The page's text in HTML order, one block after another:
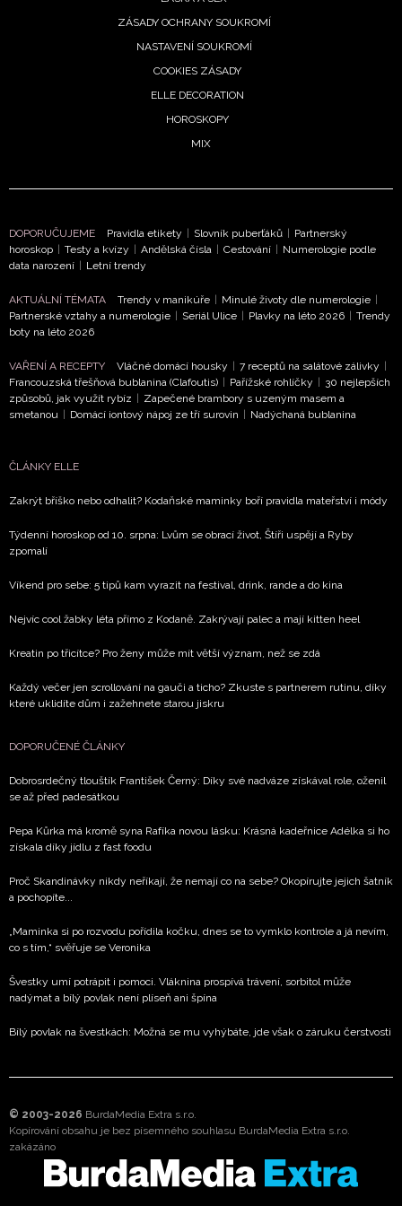
ZÁSADY OCHRANY SOUKROMÍ
NASTAVENÍ SOUKROMÍ
COOKIES ZÁSADY
ELLE DECORATION
HOROSKOPY
MIX
DOPORUČUJEME Pravidla etikety Slovník puberťáků
Partnerský
horoskop
Testy a kvízy Andělská čísla Cestování
Numerologie podle
data narození
Letní trendy
AKTUÁLNÍ TÉMATA Trendy v manikúře Minulé životy dle numerologie
Partnerské vztahy a numerologie
Seriál Ulice Plavky na léto 2026
Trendy
boty na léto 2026
VAŘENÍ A RECEPTY Vláčné domácí housky 7 receptů na salátové zálivky
Francouzská třešňová bublanina (Clafoutis)
Pařížské rohlíčky
30 nejlepších
způsobů, jak využít rybíz
Zapečené brambory s uzeným masem a
smetanou
Domácí iontový nápoj ze tří surovin Nadýchaná bublanina
ČLÁNKY ELLE
Zakrýt bříško nebo odhalit? Kodaňské maminky boří pravidla mateřství i módy
Týdenní horoskop od 10. srpna: Lvům se obrací život, Štíři uspějí a Ryby
zpomalí
Víkend pro sebe: 5 tipů kam vyrazit na festival, drink, rande a do kina
Nejvíc cool žabky léta přímo z Kodaně. Zakrývají palec a mají kitten heel
Kreatin po třicítce? Pro ženy může mít větší význam, než se zdá
Každý večer jen scrollování na gauči a ticho? Zkuste s partnerem rutinu, díky
které uklidíte dům i zažehnete starou jiskru
DOPORUČENÉ ČLÁNKY
Dobrosrdečný tlouštík František Černý: Díky své nadváze získával role, oženil
se až před padesátkou
Pepa Kůrka má kromě syna Rafíka novou lásku: Krásná kadeřnice Adélka si ho
získala díky jídlu z fast foodu
Proč Skandinávky nikdy neříkají, že nemají co na sebe? Okopírujte jejich šatník
a pochopíte...
„Maminka si po rozvodu pořídila kočku, dnes se to vymklo kontrole a já nevím,
co s tím,“ svěřuje se Veronika
Švestky umí potrápit i pomoci. Vláknina prospívá trávení, sorbitol může
nadýmat a bílý povlak není plíseň ani špína
Bílý povlak na švestkách: Možná se mu vyhýbáte, jde však o záruku čerstvosti
© 2003-2026 BurdaMedia Extra s.r.o.
Kopírování obsahu je bez písemného souhlasu BurdaMedia Extra s.r.o.
zakázáno